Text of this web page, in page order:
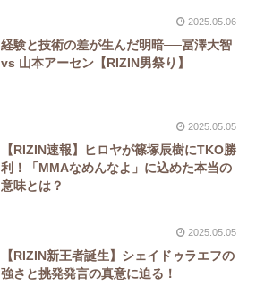
2025.05.06
経験と技術の差が生んだ明暗──冨澤大智
vs 山本アーセン【RIZIN男祭り】
2025.05.05
【RIZIN速報】ヒロヤが篠塚辰樹にTKO勝
利！「MMAなめんなよ」に込めた本当の
意味とは？
2025.05.05
【RIZIN新王者誕生】シェイドゥラエフの
強さと挑発発言の真意に迫る！